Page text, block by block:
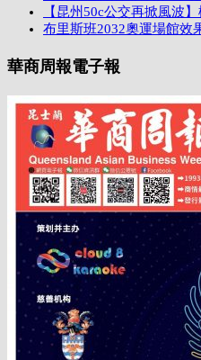
【昆州50c公交再掀風波
布里斯班2032奧運場館效
華商周報電子報